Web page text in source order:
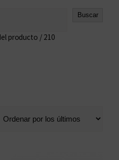
Buscar
producto / 210